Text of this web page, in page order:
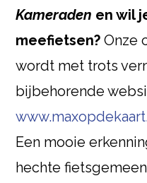
Kameraden en wil
meefietsen? Onze
wordt met trots
bijbehorende
Een mooie
hechte